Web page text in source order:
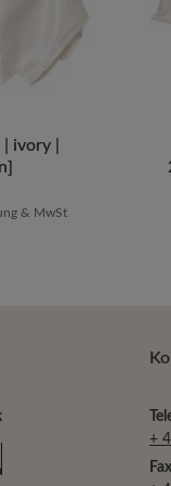
den
ivory |
& MwSt
+
Fax